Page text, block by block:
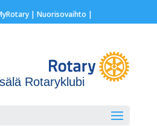
| Nuorisovaihto |
Rotaryklubi